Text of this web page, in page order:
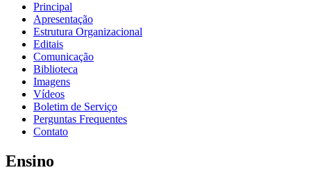
Principal
Apresentação
Estrutura Organizacional
Editais
Comunicação
Biblioteca
Imagens
Vídeos
Boletim de Serviço
Perguntas Frequentes
Contato
Ensino